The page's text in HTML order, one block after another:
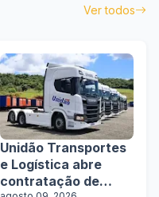
Ver todos
Unidão Transportes
e Logística abre
contratação de